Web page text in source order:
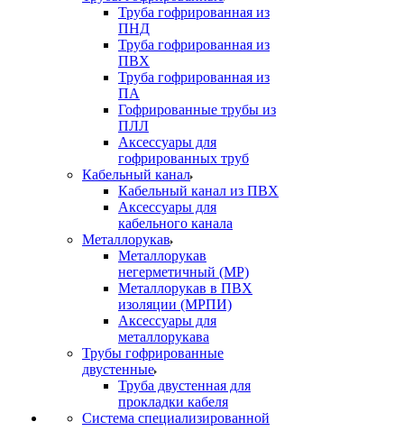
Труба гофрированная из
ПНД
Труба гофрированная из
ПВХ
Труба гофрированная из
ПА
Гофрированные трубы из
ПЛЛ
Аксессуары для
гофрированных труб
Кабельный канал
Кабельный канал из ПВХ
Аксессуары для
кабельного канала
Металлорукав
Металлорукав
негерметичный (МР)
Металлорукав в ПВХ
изоляции (МРПИ)
Аксессуары для
металлорукава
Трубы гофрированные
двустенные
Труба двустенная для
прокладки кабеля
Система специализированной